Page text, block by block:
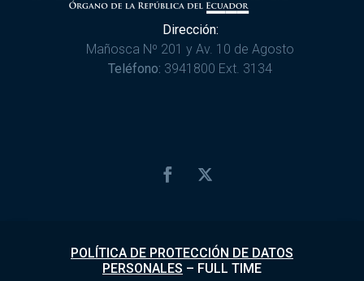
Dirección:
Mañosca Nº 201 y Av. 10 de Agosto
Teléfono: 3941800 Ext. 3134
POLÍTICA DE PROTECCIÓN DE DATOS
PERSONALES – FULL TIME